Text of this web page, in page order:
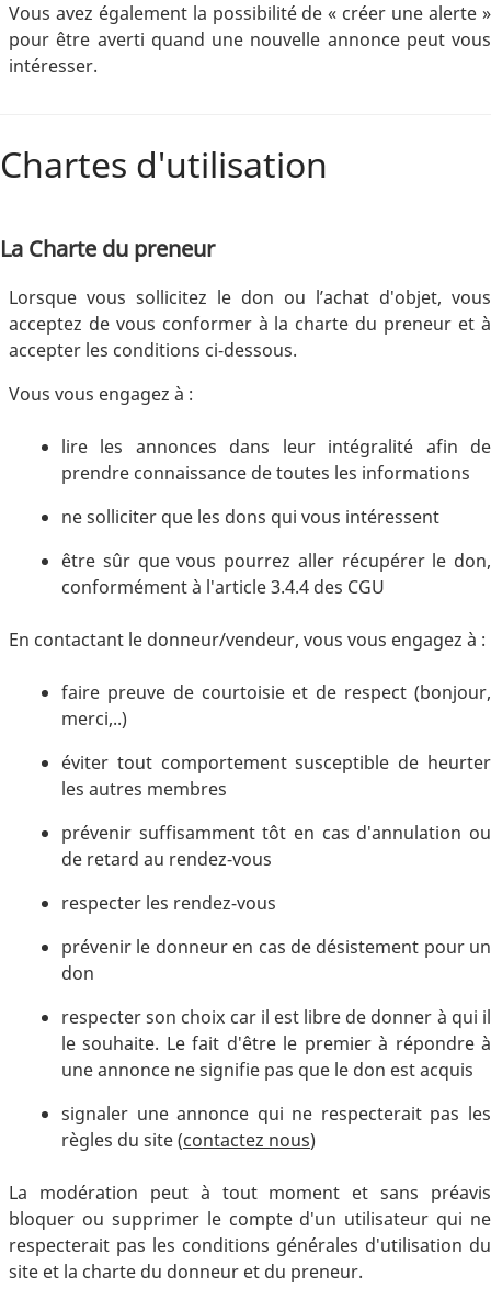
Vous avez également la possibilité de « créer une alerte »
pour être averti quand une nouvelle annonce peut vous
intéresser.
Chartes d'utilisation
La Charte du preneur
Lorsque vous sollicitez le don ou l’achat d'objet, vous
acceptez de vous conformer à la charte du preneur et à
accepter les conditions ci-dessous.
Vous vous engagez à :
lire les annonces dans leur intégralité afin de
prendre connaissance de toutes les informations
ne solliciter que les dons qui vous intéressent
être sûr que vous pourrez aller récupérer le don,
conformément à l'article 3.4.4 des CGU
En contactant le donneur/vendeur, vous vous engagez à :
faire preuve de courtoisie et de respect (bonjour,
merci,..)
éviter tout comportement susceptible de heurter
les autres membres
prévenir suffisamment tôt en cas d'annulation ou
de retard au rendez-vous
respecter les rendez-vous
prévenir le donneur en cas de désistement pour un
don
respecter son choix car il est libre de donner à qui il
le souhaite. Le fait d'être le premier à répondre à
une annonce ne signifie pas que le don est acquis
signaler une annonce qui ne respecterait pas les
règles du site (contactez nous)
La modération peut à tout moment et sans préavis
bloquer ou supprimer le compte d'un utilisateur qui ne
respecterait pas les conditions générales d'utilisation du
site et la charte du donneur et du preneur.